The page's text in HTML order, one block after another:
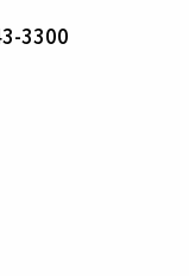
ながら丁寧に編
質です。
で毛羽をそぎ落
3300